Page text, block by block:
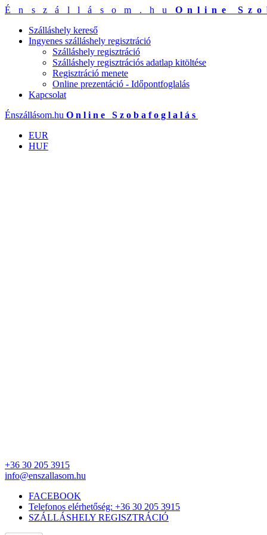
Énszállásom.hu Online
Szálláshely kereső
Ingyenes szálláshely regisztráció
Szálláshely regisztráció
Szálláshely regisztrációs adatlap kitöltése
Regisztráció menete
Online prezentáció - Időpontfoglalás
Kapcsolat
Énszállásom.hu Online Szobafoglalás
EUR
HUF
+36 30 205 3915
info@enszallasom.hu
FACEBOOK
Telefonos elérhetőség: +36 30 205 3915
SZÁLLÁSHELY REGISZTRÁCIÓ